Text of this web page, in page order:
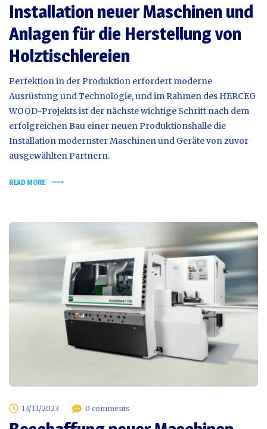
Installation neuer Maschinen und
Anlagen für die Herstellung von
Holztischlereien
Perfektion in der Produktion erfordert moderne
Ausrüstung und Technologie, und im Rahmen des HERCEG
WOOD-Projekts ist der nächste wichtige Schritt nach dem
erfolgreichen Bau einer neuen Produktionshalle die
Installation modernster Maschinen und Geräte von zuvor
ausgewählten Partnern.
READ MORE
13/11/2023 0 comments